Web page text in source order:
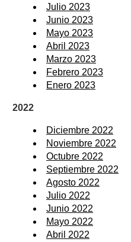
Julio 2023
Junio 2023
Mayo 2023
Abril 2023
Marzo 2023
Febrero 2023
Enero 2023
2022
Diciembre 2022
Noviembre 2022
Octubre 2022
Septiembre 2022
Agosto 2022
Julio 2022
Junio 2022
Mayo 2022
Abril 2022